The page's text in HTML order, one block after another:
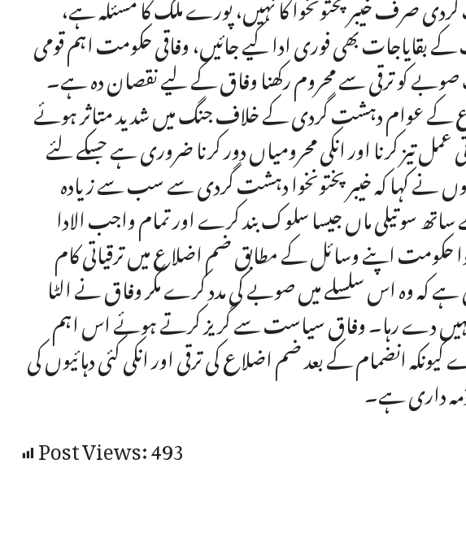
بقایاجات بھی فوری ادا کیے جائیں، وفاقی حکومت اہم قومی
کو ترقی سے محروم رکھنا وفاق کے لیے نقصان دہ ہے۔
کے عوام دہشت گردی کے خلاف جنگ میں شدید متاثر ہوئے
عمل تیز کرنا اور انکی محرومیاں دور کرنا ضروری ہے جسکے لئے
نے کہا کہ خیبر پختونخوا دہشت گردی سے سب سے زیادہ
سوتیلی ماں جیسا سلوک بند کرے اور تمام واجب الادا
اپنے وسائل کے مطابق ضم اضلاع میں ترقیاتی کام
ہے کہ وہ اس سلسلے میں صوبے کی مدد کرے مگر وفاق نے الٹا
دے رہا۔ وفاق سیاست سے گریز کرتے ہوئے اس اہم
انضمام کے بعد ضم اضلاع کی ترقی اور انکی کئی دہائیوں کی
داری ہے۔
Post Views:493